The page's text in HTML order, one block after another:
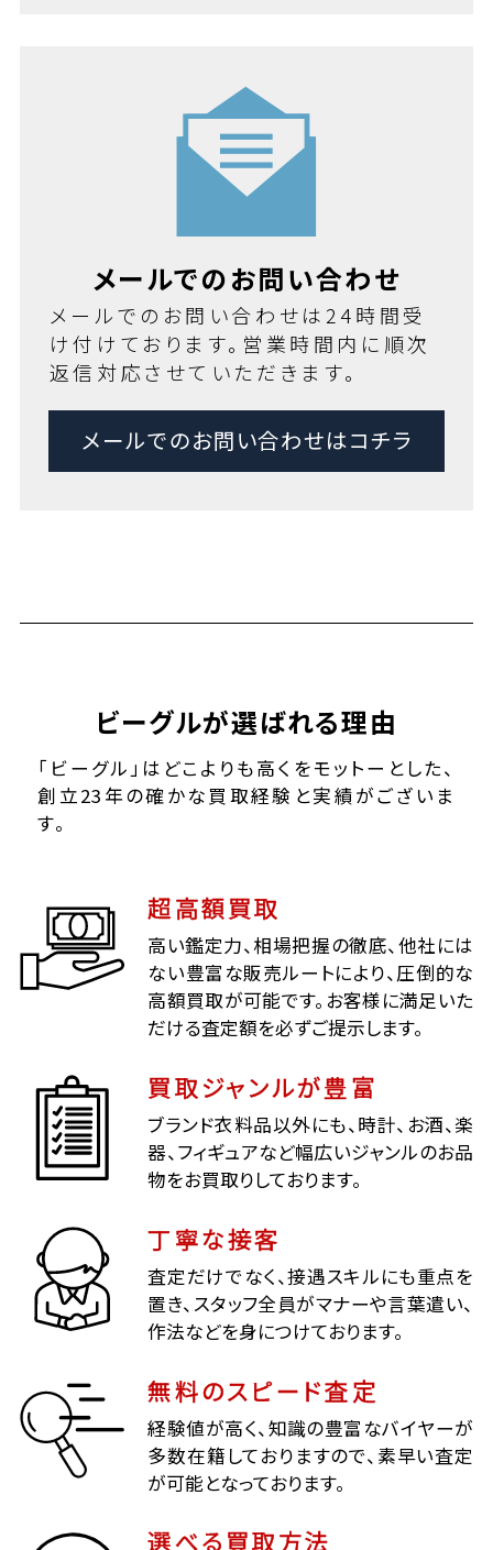
メールでのお問い合わせ
メールでのお問い合わせは24時間受
け付けております。営業時間内に順次
返信対応させていただきます。
メールでのお問い合わせはコチラ
ビーグルが選ばれる理由
「ビーグル」はどこよりも高くをモットーとした、
創立23年の確かな買取経験と実績がございま
す。
超高額買取
高い鑑定力、相場把握の徹底、他社には
ない豊富な販売ルートにより、圧倒的な
高額買取が可能です。お客様に満足いた
だける査定額を必ずご提示します。
買取ジャンルが豊富
ブランド衣料品以外にも、時計、お酒、楽
器、フィギュアなど幅広いジャンルのお品
物をお買取りしております。
丁寧な接客
査定だけでなく、接遇スキルにも重点を
置き、スタッフ全員がマナーや言葉遣い、
作法などを身につけております。
無料のスピード査定
経験値が高く、知識の豊富なバイヤーが
多数在籍しておりますので、素早い査定
が可能となっております。
選べる買取方法